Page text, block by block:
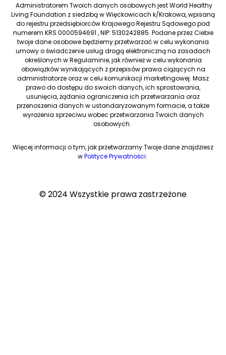
Administratorem Twoich danych osobowych jest World Healthy
Living Foundation z siedzibą w Więckowicach k/Krakowa, wpisaną
do rejestru przedsiębiorców Krajowego Rejestru Sądowego pod
numerem KRS 0000594691 , NIP: 5130242885. Podane przez Ciebie
twoje dane osobowe będziemy przetwarzać w celu wykonania
umowy o świadczenie usług drogą elektroniczną na zasadach
określonych w Regulaminie, jak również w celu wykonania
obowiązków wynikających z przepisów prawa ciążących na
administratorze oraz w celu komunikacji marketingowej. Masz
prawo do dostępu do swoich danych, ich sprostowania,
usunięcia, żądania ograniczenia ich przetwarzania oraz
przenoszenia danych w ustandaryzowanym formacie, a także
wyrażenia sprzeciwu wobec przetwarzania Twoich danych
osobowych.
Więcej informacji o tym, jak przetwarzamy Twoje dane znajdziesz
wPolityce Prywatności.
© 2024 Wszystkie prawa zastrzeżone